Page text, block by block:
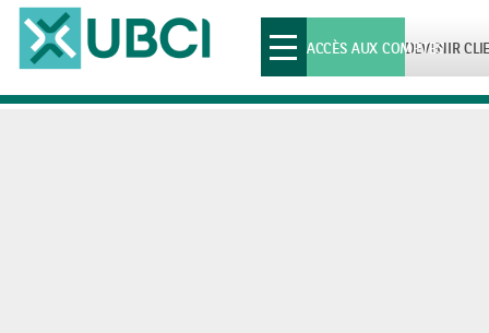
Toggle
navigationDEVENIR
ACCÈS AUX COMPTES